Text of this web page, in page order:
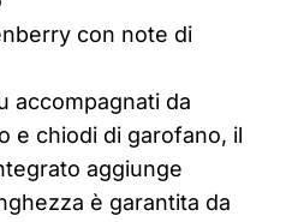
con note di
accompagnati da
e chiodi di garofano, il
aggiunge
è garantita da